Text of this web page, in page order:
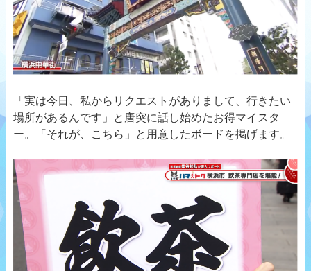
「実は今日、私からリクエストがありまして、行きたい
場所があるんです」と唐突に話し始めたお得マイスタ
ー。「それが、こちら」と用意したボードを掲げます。